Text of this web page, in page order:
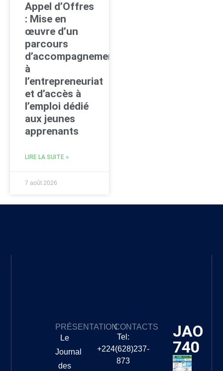
Appel d’Offres
: Mise en
œuvre d’un
parcours
d’accompagnement
à
l’entrepreneuriat
et d’accès à
l’emploi dédié
aux jeunes
apprenants
LIRE LA SUITE »
7 août 2026
PRÉSENTATION
Le
Journal
des
CONTACTS
Tel:
+224(628)237-
873
JAO
740